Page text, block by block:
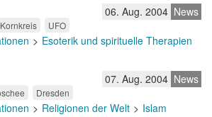
News
06. Aug. 2004
Kornkreis UFO
Esoterik und spirituelle Therapien
News
07. Aug. 2004
Dresden
Religionen der Welt Islam